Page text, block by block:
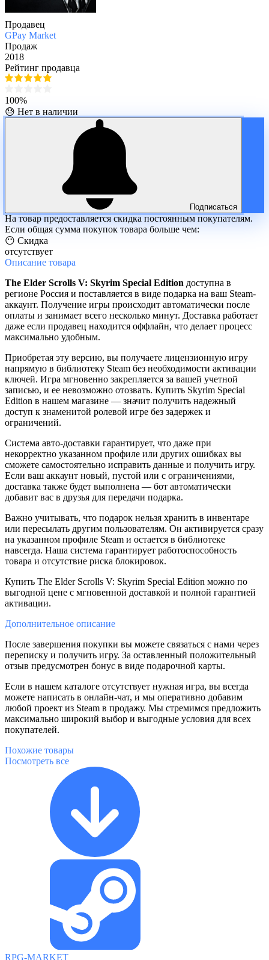
Продавец
GPay Market
Продаж
2018
Рейтинг продавца
100%
😓 Нет в наличии
Подписаться
На товар предоставляется скидка постоянным покупателям.
Если общая сумма покупок товара больше чем:
😶 Скидка
отсутствует
Описание товара
The Elder Scrolls V: Skyrim Special Edition доступна в
регионе Россия и поставляется в виде подарка на ваш Steam-
аккаунт. Получение игры происходит автоматически после
оплаты и занимает всего несколько минут. Доставка работает
даже если продавец находится оффлайн, что делает процесс
максимально удобным.
Приобретая эту версию, вы получаете лицензионную игру
напрямую в библиотеку Steam без необходимости активации
ключей. Игра мгновенно закрепляется за вашей учетной
записью, и ее невозможно отозвать. Купить Skyrim Special
Edition в нашем магазине — значит получить надежный
доступ к знаменитой ролевой игре без задержек и
ограничений.
Система авто-доставки гарантирует, что даже при
некорректно указанном профиле или других ошибках вы
сможете самостоятельно исправить данные и получить игру.
Если ваш аккаунт новый, пустой или с ограничениями,
доставка также будет выполнена — бот автоматически
добавит вас в друзья для передачи подарка.
Важно учитывать, что подарок нельзя хранить в инвентаре
или пересылать другим пользователям. Он активируется сразу
на указанном профиле Steam и остается в библиотеке
навсегда. Наша система гарантирует работоспособность
товара и отсутствие риска блокировок.
Купить The Elder Scrolls V: Skyrim Special Edition можно по
выгодной цене с мгновенной доставкой и полной гарантией
активации.
Дополнительное описание
После завершения покупки вы можете связаться с нами через
переписку и получить игру. За оставленный положительный
отзыв предусмотрен бонус в виде подарочной карты.
Если в нашем каталоге отсутствует нужная игра, вы всегда
можете написать в онлайн-чат, и мы оперативно добавим
любой проект из Steam в продажу. Мы стремимся предложить
максимально широкий выбор и выгодные условия для всех
покупателей.
Похожие товары
Посмотреть все
RPG-MARKET